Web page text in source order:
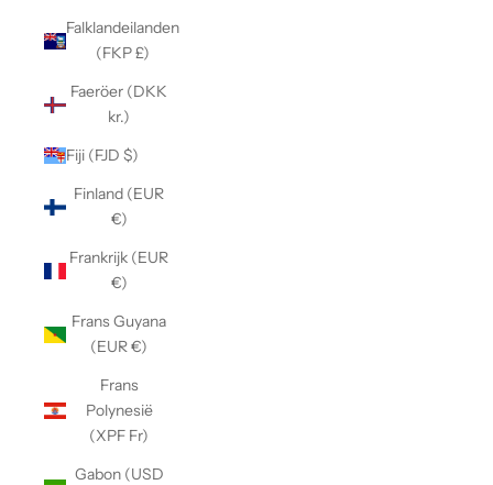
Falklandeilanden
(FKP £)
Faeröer (DKK
kr.)
Fiji (FJD $)
Finland (EUR
€)
Frankrijk (EUR
€)
Frans Guyana
(EUR €)
Frans
Polynesië
(XPF Fr)
Gabon (USD